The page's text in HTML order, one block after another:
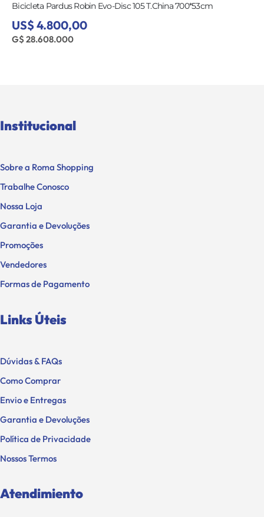
Bicicleta Pardus Robin Evo-Disc 105 T.China 700*53cm
US$ 4.800,00
G$ 28.608.000
Institucional
Sobre a Roma Shopping
Trabalhe Conosco
Nossa Loja
Garantia e Devoluções
Promoções
Vendedores
Formas de Pagamento
Links Úteis
Dúvidas & FAQs
Como Comprar
Envio e Entregas
Garantia e Devoluções
Política de Privacidade
Nossos Termos
Atendimiento